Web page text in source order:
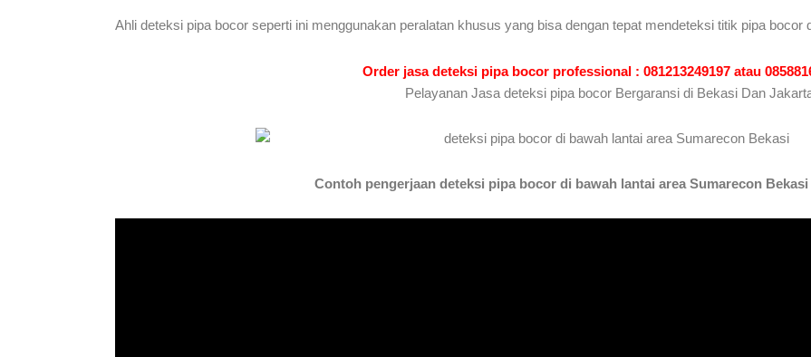
Ahli deteksi pipa bocor seperti ini menggunakan peralatan khusus yang bisa dengan tepat mendeteksi titik pipa bocor
Order jasa deteksi pipa bocor professional : 081213249197 atau
Pelayanan Jasa deteksi pipa bocor Bergaransi di Bekasi Dan
Contoh pengerjaan deteksi pipa bocor di bawah lantai area Sumarecon